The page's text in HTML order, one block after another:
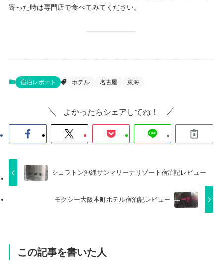
寄った時は専門店で食べてみてください。
宿泊レポート ホテル 名古屋 東海
よかったらシェアしてね！
シェラトン沖縄サンマリーナリゾート宿泊記レビュー
モクシー大阪本町ホテル宿泊記レビュー
この記事を書いた人